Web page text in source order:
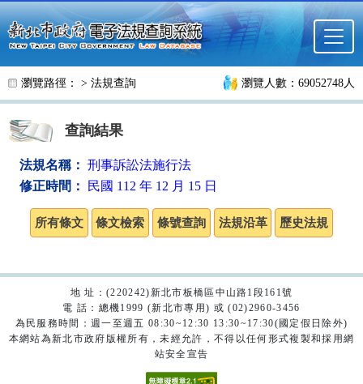
跳至主要內容
瀏覽路徑： > 法規查詢 瀏覽人數：69052748人
查詢結果
法規名稱： 刑事訴訟法施行法
修正時間：
民國 112 年 12 月 15 日
地 址：(220242)新北市板橋區中山路1段161號
電 話：總機1999 (新北市專用) 或 (02)2960-3456
為民服務時間：週一至週五 08:30~12:30 13:30~17:30(國定假日除外)
本網站為新北市政府版權所有，未經允許，不得以任何形式複製和採用網
站安全宣告